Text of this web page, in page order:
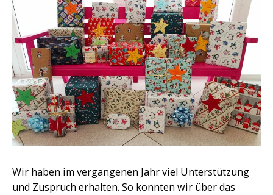
Wir haben im vergangenen Jahr viel Unterstützung
und Zuspruch erhalten. So konnten wir über das